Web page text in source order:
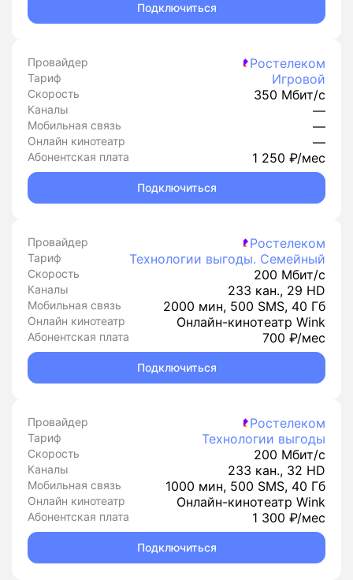
Подключиться
Провайдер Ростелеком
Тариф Игровой
Скорость 350 Мбит/с
Каналы —
Мобильная связь —
Онлайн кинотеатр —
Абонентская плата 1 250 ₽/мес
Подключиться
Провайдер Ростелеком
Тариф Технологии выгоды. Семейный
Скорость 200 Мбит/с
Каналы 233 кан., 29 HD
Мобильная связь 2000 мин, 500 SMS, 40 Гб
Онлайн кинотеатр Онлайн-кинотеатр Wink
Абонентская плата 700 ₽/мес
Подключиться
Провайдер Ростелеком
Тариф Технологии выгоды
Скорость 200 Мбит/с
Каналы 233 кан., 32 HD
Мобильная связь 1000 мин, 500 SMS, 40 Гб
Онлайн кинотеатр Онлайн-кинотеатр Wink
Абонентская плата 1 300 ₽/мес
Подключиться